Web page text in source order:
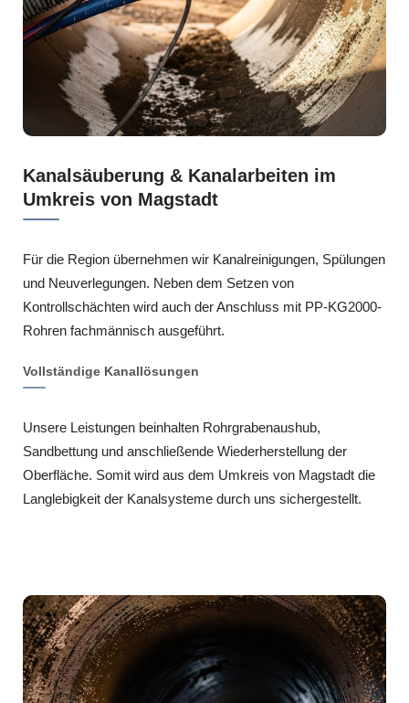
Kanalsäuberung & Kanalarbeiten im
Umkreis von Magstadt
Für die Region übernehmen wir Kanalreinigungen, Spülungen
und Neuverlegungen. Neben dem Setzen von
Kontrollschächten wird auch der Anschluss mit PP-KG2000-
Rohren fachmännisch ausgeführt.
Vollständige Kanallösungen
Unsere Leistungen beinhalten Rohrgrabenaushub,
Sandbettung und anschließende Wiederherstellung der
Oberfläche. Somit wird aus dem Umkreis von Magstadt die
Langlebigkeit der Kanalsysteme durch uns sichergestellt.